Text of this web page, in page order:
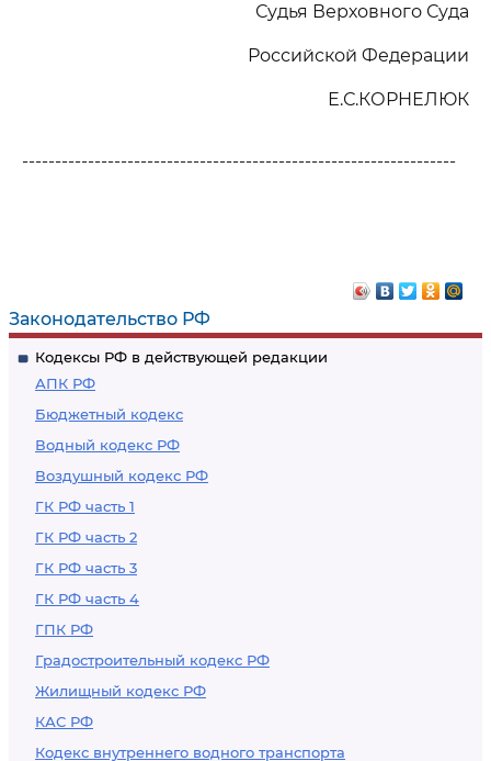
Законодательство РФ
Кодексы РФ в действующей редакции
АПК РФ
Бюджетный кодекс
Водный кодекс РФ
Воздушный кодекс РФ
ГК РФ часть 1
ГК РФ часть 2
ГК РФ часть 3
ГК РФ часть 4
ГПК РФ
Градостроительный кодекс РФ
Жилищный кодекс РФ
КАС РФ
Кодекс внутреннего водного транспорта
Судья Верховного Суда
Российской Федерации
Е.С.КОРНЕЛЮК
------------------------------------------------------------------